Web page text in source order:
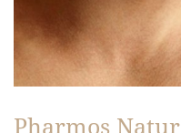
Pharmos Natur